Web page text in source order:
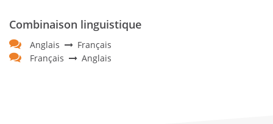
Combinaison linguistique
Anglais
Français
Français
Anglais